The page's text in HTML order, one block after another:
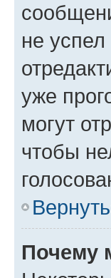
не
уже
могут
чтобы
Почему